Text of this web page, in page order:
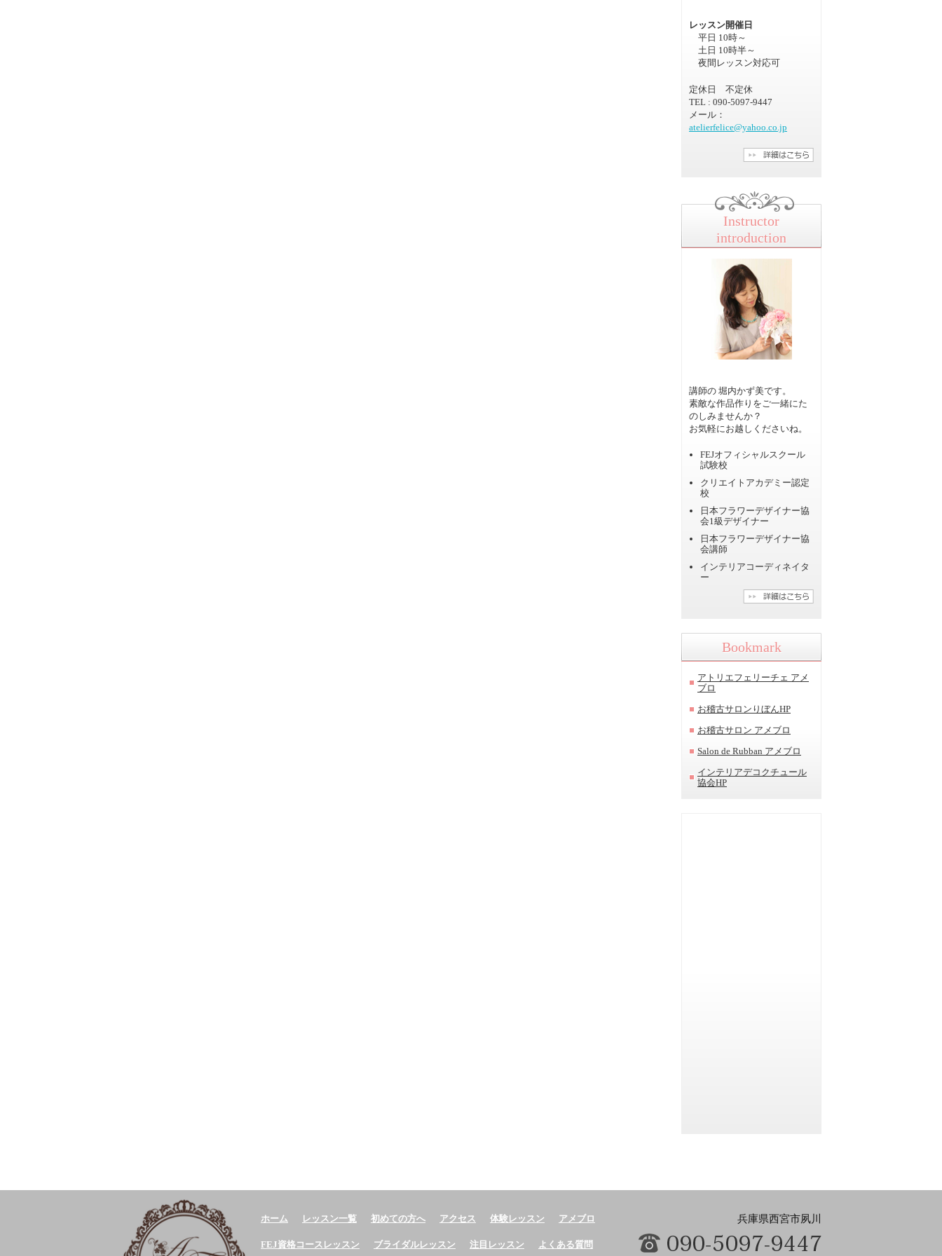
レッスン開催日
平日 10時～
土日 10時半～
夜間レッスン対応可
定休日 不定休
TEL : 090-5097-9447
メール：
atelierfelice@yahoo.co.jp
Instructor
introduction
講師の 堀内かず美です。
素敵な作品作りをご一緒にた
のしみませんか？
お気軽にお越しくださいね。
FEJオフィシャルスクール
試験校
クリエイトアカデミー認定
校
日本フラワーデザイナー協
会1級デザイナー
日本フラワーデザイナー協
会講師
インテリアコーディネイタ
ー
Bookmark
アトリエフェリーチェ アメ
ブロ
お稽古サロンりぼんHP
お稽古サロン アメブロ
Salon de Rubban アメブロ
インテリアデコクチュール
協会HP
ホーム レッスン一覧 初めての方へ アクセス 体験レッスン アメブロ
FEJ資格コースレッスン ブライダルレッスン 注目レッスン よくある質問
兵庫県西宮市夙川